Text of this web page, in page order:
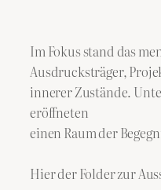
Im Fokus stand das
Ausdrucksträger,
innerer Zustände.
eröffneten
einen Raum der
Hier der Folder zur